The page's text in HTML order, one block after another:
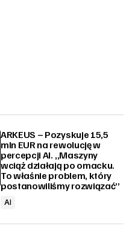
ARKEUS – Pozyskuje 15,5
mln EUR na rewolucję w
percepcji AI. „Maszyny
wciąż działają po omacku.
To właśnie problem, który
postanowiliśmy rozwiązać”
AI